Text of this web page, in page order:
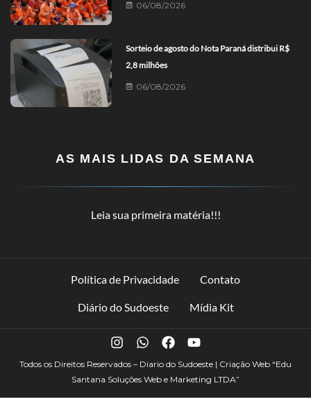
06/08/2026
Sorteio de agosto do Nota Paraná distribui R$
2,8 milhões
06/08/2026
AS MAIS LIDAS DA SEMANA
Leia sua primeira matéria!!!
Política de Privacidade Contato
Diário do Sudoeste Mídia Kit
Todos os Direitos Reservados – Diario do Sudoeste | Criação Web “Edu
Santana Soluções Web e Marketing LTDA”